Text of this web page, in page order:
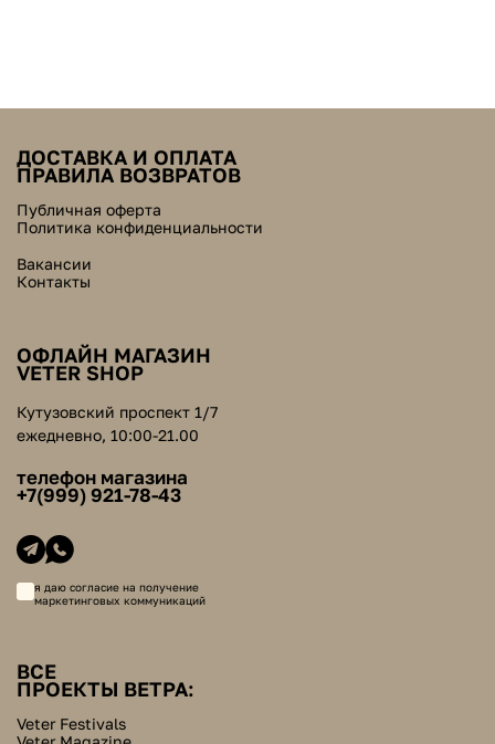
ДОСТАВКА И ОПЛАТА
ПРАВИЛА ВОЗВРАТОВ
Публичная оферта
Политика конфиденциальности
Вакансии
Контакты
ОФЛАЙН МАГАЗИН
VETER SHOP
Кутузовский проспект 1/7
ежедневно, 10:00-21.00
телефон магазина
+7(999) 921-78-43
я даю согласие на получение
маркетинговых коммуникаций
ВСЕ
ПРОЕКТЫ ВЕТРА:
Veter Festivals